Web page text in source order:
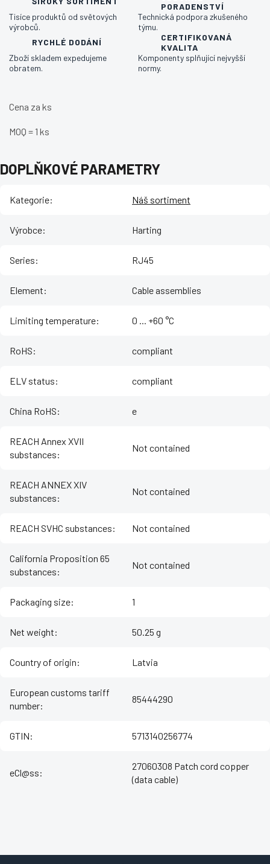
Tisíce produktů od světových
výrobců.
PORADENSTVÍ
Technická podpora zkušeného
týmu.
RYCHLÉ DODÁNÍ
Zboží skladem expedujeme
obratem.
CERTIFIKOVANÁ
KVALITA
Komponenty splňující nejvyšší
normy.
Cena za ks
MOQ = 1 ks
DOPLŇKOVÉ PARAMETRY
Kategorie: Náš sortiment
Výrobce: Harting
Series: RJ45
Element: Cable assemblies
Limiting temperature: ‌0 ... +60 °C
RoHS: compliant
ELV status: compliant
China RoHS: e
REACH Annex XVII
substances:
Not contained
REACH ANNEX XIV
substances:
Not contained
REACH SVHC substances: Not contained
California Proposition 65
substances:
Not contained
Packaging size: 1
Net weight: 50.25 g
Country of origin: Latvia
European customs tariff
number:
85444290
GTIN: 5713140256774
eCl@ss:
27060308 Patch cord copper
(data cable)